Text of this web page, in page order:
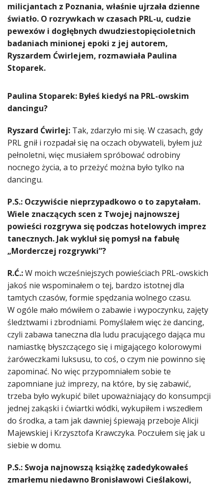
milicjantach z Poznania, właśnie ujrzała dzienne
światło. O rozrywkach w czasach PRL-u, cudzie
pewexów i dogłębnych dwudziestopięcioletnich
badaniach minionej epoki z jej autorem,
Ryszardem Ćwirlejem, rozmawiała Paulina
Stoparek.
Paulina Stoparek: Byłeś kiedyś na PRL-owskim
dancingu?
Ryszard Ćwirlej: Tak, zdarzyło mi się. W czasach, gdy
PRL gnił i rozpadał się na oczach obywateli, byłem już
pełnoletni, więc musiałem spróbować odrobiny
nocnego życia, a to przeżyć można było tylko na
dancingu.
P.S.: Oczywiście nieprzypadkowo o to zapytałam.
Wiele znaczących scen z Twojej najnowszej
powieści rozgrywa się podczas hotelowych imprez
tanecznych. Jak wykluł się pomysł na fabułę
„Morderczej rozgrywki”?
R.Ć.:W moich wcześniejszych powieściach PRL-owskich
jakoś nie wspominałem o tej, bardzo istotnej dla
tamtych czasów, formie spędzania wolnego czasu.
W ogóle mało mówiłem o zabawie i wypoczynku, zajęty
śledztwami i zbrodniami. Pomyślałem więc że dancing,
czyli zabawa taneczna dla ludu pracującego dająca mu
namiastkę błyszczącego się i migającego kolorowymi
żaróweczkami luksusu, to coś, o czym nie powinno się
zapominać. No więc przypomniałem sobie te
zapomniane już imprezy, na które, by się zabawić,
trzeba było wykupić bilet upoważniający do konsumpcji
jednej zakąski i ćwiartki wódki, wykupiłem i wszedłem
do środka, a tam jak dawniej śpiewają przeboje Alicji
Majewskiej i Krzysztofa Krawczyka. Poczułem się jak u
siebie w domu.
P.S.: Swoja najnowszą książkę zadedykowałeś
zmarłemu niedawno Bronisławowi Cieślakowi,